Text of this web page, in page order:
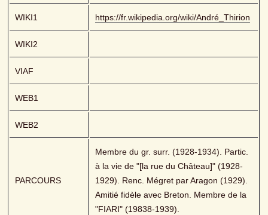
WIKI1 https://fr.wikipedia.org/wiki/André_Thirion
WIKI2
VIAF
WEB1
WEB2
PARCOURS
Membre du gr. surr. (1928-1934). Partic.
à la vie de "[la rue du Château]" (1928-
1929). Renc. Mégret par Aragon (1929).
Amitié fidèle avec Breton. Membre de la
"FIARI" (19838-1939).